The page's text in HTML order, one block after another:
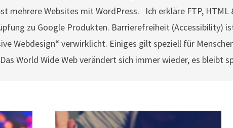
mehrere Websites mit WordPress. Ich erkläre FTP, HTML
zu Google Produkten. Barrierefreiheit (Accessibility)
Webdesign“ verwirklicht. Einiges gilt speziell für
World Wide Web verändert sich immer wieder, es bleibt